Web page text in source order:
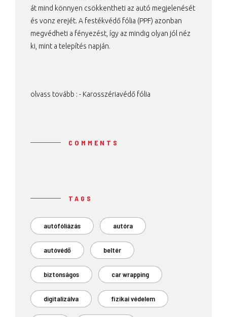
át mind könnyen csökkentheti az autó megjelenését
és vonz erejét. A festékvédő fólia (PPF) azonban
megvédheti a fényezést, így az mindig olyan jól néz
ki, mint a telepítés napján.
olvass tovább : - Karosszériavédő fólia
COMMENTS
TAGS
autófóliázás autóra
autóvédő beltér
biztonságos car wrapping
digitalizálva fizikai védelem